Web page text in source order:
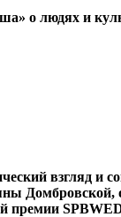
о людях и
взгляд и
Домбровской,
премии